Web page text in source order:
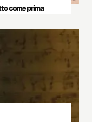
come prima